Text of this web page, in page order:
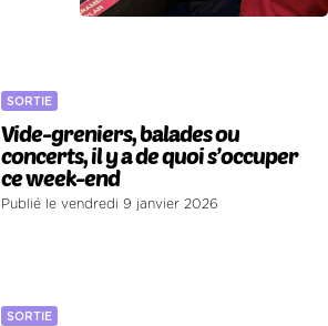
SORTIE
Vide-greniers, balades ou
concerts, il y a de quoi s’occuper
ce week-end
Publié le vendredi 9 janvier 2026
SORTIE